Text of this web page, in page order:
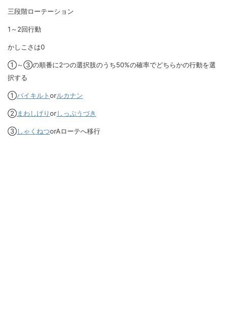
三段階ローテーション
1～2回行動
かしこさは0
①～③の順番に2つの選択肢のうち50%の確率でどちらかの行動を選
択する
①バイキルトorルカナン
②まわしげりorしっぷうづき
③しゃくねつorAローテへ移行